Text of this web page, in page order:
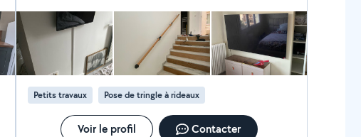
montage et pose de cuisine entière - raccordement
électroménager ou remplacement -Pose de parquet
ou carrelage. - intervention à tout heures selon
l'urgence. N'hésitez pas a me proposer vos demandes,
nous aurons tout le plaisir d'y répondre et pourquoi
trouver un accord pour solutionner vos demandes
Ponctuel, minutieux et appliqué N'hésitez pas, VR brico
pour vous satisfaire
Petits travaux Pose de tringle à rideaux
Voir le profil Contacter